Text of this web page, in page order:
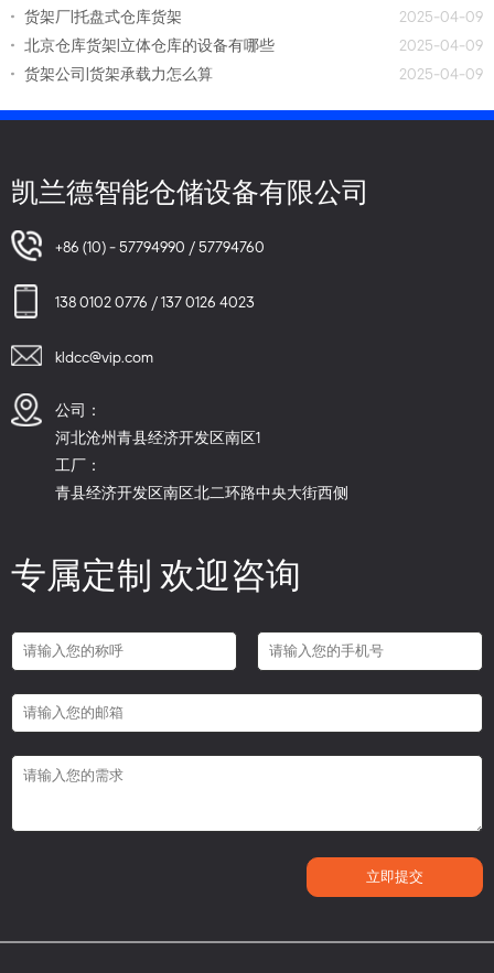
货架厂|托盘式仓库货架
2025-04-09
北京仓库货架|立体仓库的设备有哪些
2025-04-09
货架公司|货架承载力怎么算
2025-04-09
凯兰德智能仓储设备有限公司
+86 (10) - 57794990 / 57794760
138 0102 0776 / 137 0126 4023
kldcc@vip.com
公司：
河北沧州青县经济开发区南区1
工厂：
青县经济开发区南区北二环路中央大街西侧
专属定制 欢迎咨询